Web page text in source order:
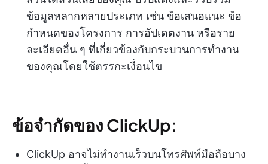
ข้อมูลหลากหลายประเภท เช่น ข้อเสนอแนะ ข้อ
กำหนดของโครงการ การอัปเดตงาน หรือราย
ละเอียดอื่น ๆ ที่เกี่ยวข้องกับกระบวนการทำงาน
ของคุณโดยใช้ตรรกะเงื่อนไข
ข้อจำกัดของ ClickUp:
ClickUp อาจไม่ทำงานเร็วบนโทรศัพท์มือถือบาง